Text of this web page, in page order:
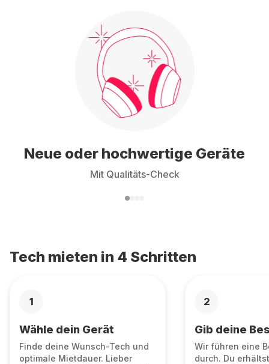
Neue oder hochwertige Geräte
Mit Qualitäts-Check
Tech mieten in 4 Schritten
1
Wähle dein Gerät
Finde deine Wunsch-Tech und
optimale Mietdauer. Lieber
2
Gib deine
Wir führen eine
durch. Du